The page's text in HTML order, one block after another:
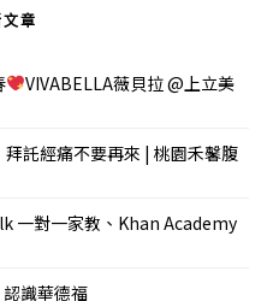
章
VIVABELLA薇貝拉 @上立美
託經痛不要再來 | 桃園禾馨腹
一對一家教、Khan Academy
識華德福